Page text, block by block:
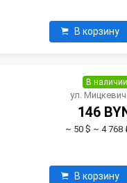
В корзину
В наличии
ул.
146
~ 50 $ ~ 4 768
В корзину